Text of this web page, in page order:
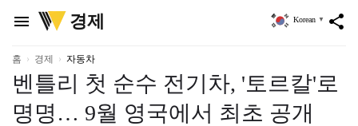
menu
위
키
리
경제 share
Korean ▼
홈 경제 자동차
벤틀리 첫 순수 전기차, '토르칼'로
명명… 9월 영국에서 최초 공개